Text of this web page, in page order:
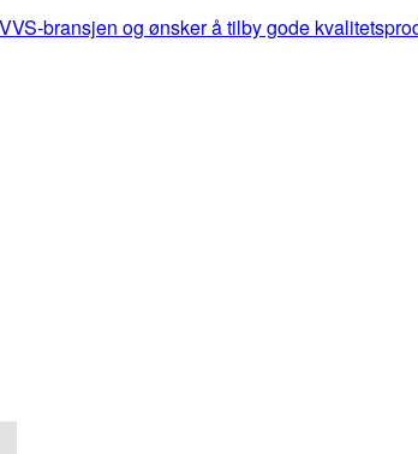
bransjen og ønsker å tilby gode